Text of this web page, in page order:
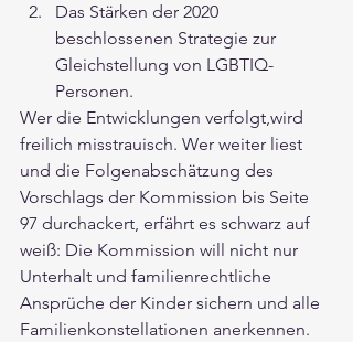
Das Stärken der 2020
beschlossenen Strategie zur
Gleichstellung von LGBTIQ-
Personen.
Wer die Entwicklungen verfolgt,wird
freilich misstrauisch. Wer weiter liest
und die Folgenabschätzung des
Vorschlags der Kommission bis Seite
97 durchackert, erfährt es schwarz auf
weiß: Die Kommission will nicht nur
Unterhalt und familienrechtliche
Ansprüche der Kinder sichern und alle
Familienkonstellationen anerkennen.